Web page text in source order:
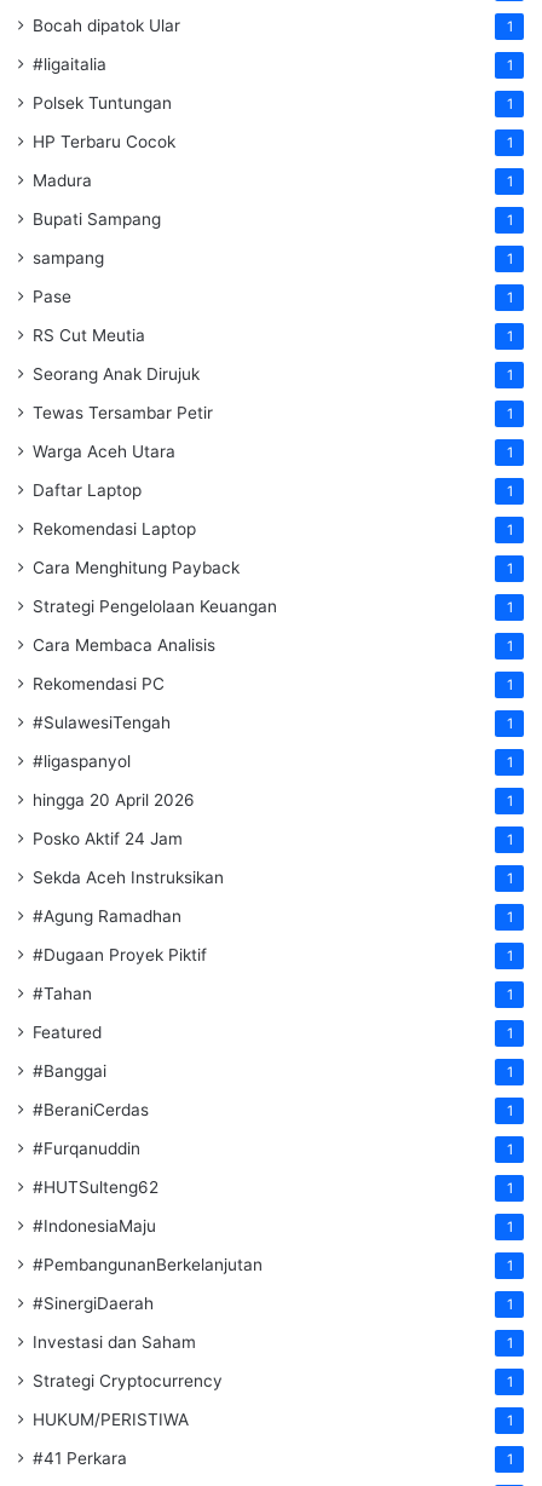
Bocah dipatok Ular 1
#ligaitalia 1
Polsek Tuntungan 1
HP Terbaru Cocok 1
Madura 1
Bupati Sampang 1
sampang 1
Pase 1
RS Cut Meutia 1
Seorang Anak Dirujuk 1
Tewas Tersambar Petir 1
Warga Aceh Utara 1
Daftar Laptop 1
Rekomendasi Laptop 1
Cara Menghitung Payback 1
Strategi Pengelolaan Keuangan 1
Cara Membaca Analisis 1
Rekomendasi PC 1
#SulawesiTengah 1
#ligaspanyol 1
hingga 20 April 2026 1
Posko Aktif 24 Jam 1
Sekda Aceh Instruksikan 1
#Agung Ramadhan 1
#Dugaan Proyek Piktif 1
#Tahan 1
Featured 1
#Banggai 1
#BeraniCerdas 1
#Furqanuddin 1
#HUTSulteng62 1
#IndonesiaMaju 1
#PembangunanBerkelanjutan 1
#SinergiDaerah 1
Investasi dan Saham 1
Strategi Cryptocurrency 1
HUKUM/PERISTIWA 1
#41 Perkara 1